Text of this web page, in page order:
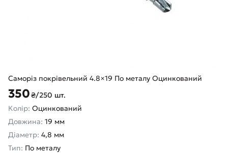
Саморіз покрівельний 4.8×19 По металу Оцинкований
350₴/250 шт.
Колір: Оцинкований
Довжина: 19 мм
Діаметр: 4,8 мм
Тип: По металу